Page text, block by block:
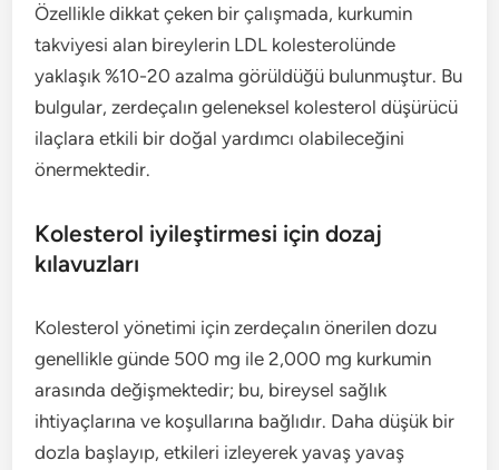
Özellikle dikkat çeken bir çalışmada, kurkumin
takviyesi alan bireylerin LDL kolesterolünde
yaklaşık %10-20 azalma görüldüğü bulunmuştur. Bu
bulgular, zerdeçalın geleneksel kolesterol düşürücü
ilaçlara etkili bir doğal yardımcı olabileceğini
önermektedir.
Kolesterol iyileştirmesi için dozaj
kılavuzları
Kolesterol yönetimi için zerdeçalın önerilen dozu
genellikle günde 500 mg ile 2,000 mg kurkumin
arasında değişmektedir; bu, bireysel sağlık
ihtiyaçlarına ve koşullarına bağlıdır. Daha düşük bir
dozla başlayıp, etkileri izleyerek yavaş yavaş